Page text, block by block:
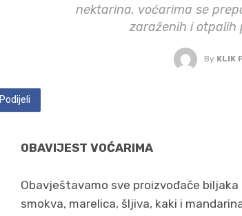
nektarina, voćarima se
zaraženih i otpalih
By KLIK
Podijeli
OBAVIJEST VOĆARIMA
Obavještavamo sve proizvođače
smokva, marelica, šljiva, kaki i